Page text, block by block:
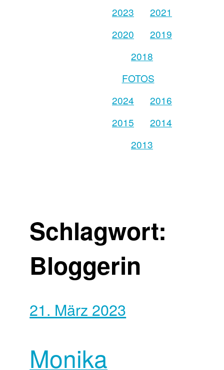
2023
2021
2020
2019
2018
FOTOS
2024
2016
2015
2014
2013
Schlagwort:
Bloggerin
21. März 2023
Monika